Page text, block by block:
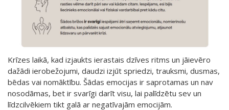
Krīzes laikā, kad izjaukts ierastais dzīves ritms un jāievēro
dažādi ierobežojumi, daudzi izjūt spriedzi, trauksmi, dusmas,
bēdas vai nomāktību. Šādas emocijas ir saprotamas un nav
nosodāmas, bet ir svarīgi darīt visu, lai palīdzētu sev un
līdzcilvēkiem tikt galā ar negatīvajām emocijām.